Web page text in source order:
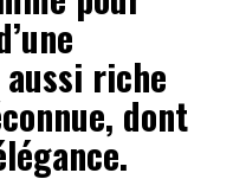
riche
dont